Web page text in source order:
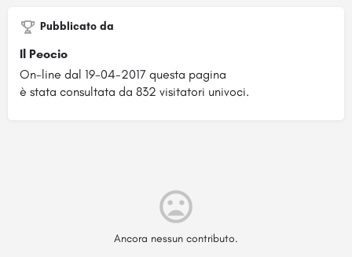
Pubblicato da
Il Peocio
On-line dal 19-04-2017 questa pagina
è stata consultata da 832 visitatori univoci.
Ancora nessun contributo.